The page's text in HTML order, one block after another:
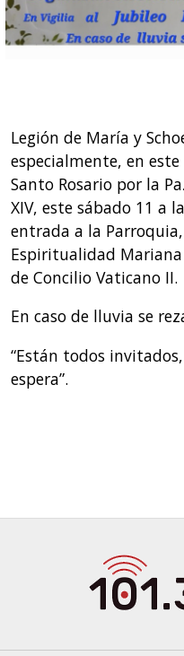
Legión de María y
especialmente, en este
Santo Rosario por la
XIV, este sábado 11 a
entrada a la
Espiritualidad
de Concilio Vaticano II.
En caso de lluvia se
“Están todos
espera”.